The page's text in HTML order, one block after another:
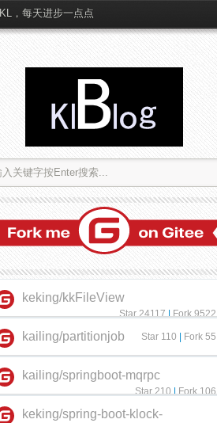
KL，每天进步一点点
keking/kkFileView
Star 24117|Fork 9522
kailing/partitionjob Star 110 Fork 55
kailing/springboot-mqrpc
Star 210|Fork 106
keking/spring-boot-klock-